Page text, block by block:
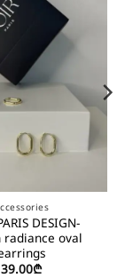
DESIGN-
radiance oval
39.00₾